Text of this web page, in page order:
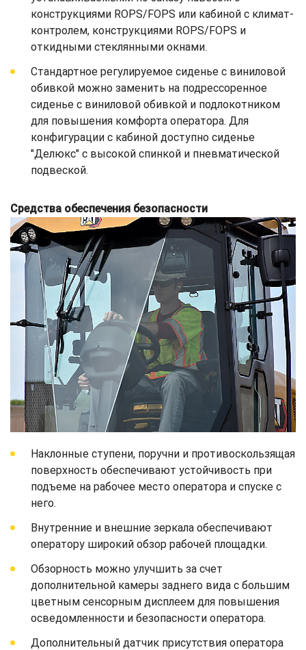
конструкциями ROPS/FOPS или кабиной с климат-
контролем, конструкциями ROPS/FOPS и
откидными стеклянными окнами.
Стандартное регулируемое сиденье с виниловой
обивкой можно заменить на подрессоренное
сиденье с виниловой обивкой и подлокотником
для повышения комфорта оператора. Для
конфигурации с кабиной доступно сиденье
"Делюкс" с высокой спинкой и пневматической
подвеской.
Средства обеспечения безопасности
Наклонные ступени, поручни и противоскользящая
поверхность обеспечивают устойчивость при
подъеме на рабочее место оператора и спуске с
него.
Внутренние и внешние зеркала обеспечивают
оператору широкий обзор рабочей площадки.
Обзорность можно улучшить за счет
дополнительной камеры заднего вида с большим
цветным сенсорным дисплеем для повышения
осведомленности и безопасности оператора.
Дополнительный датчик присутствия оператора